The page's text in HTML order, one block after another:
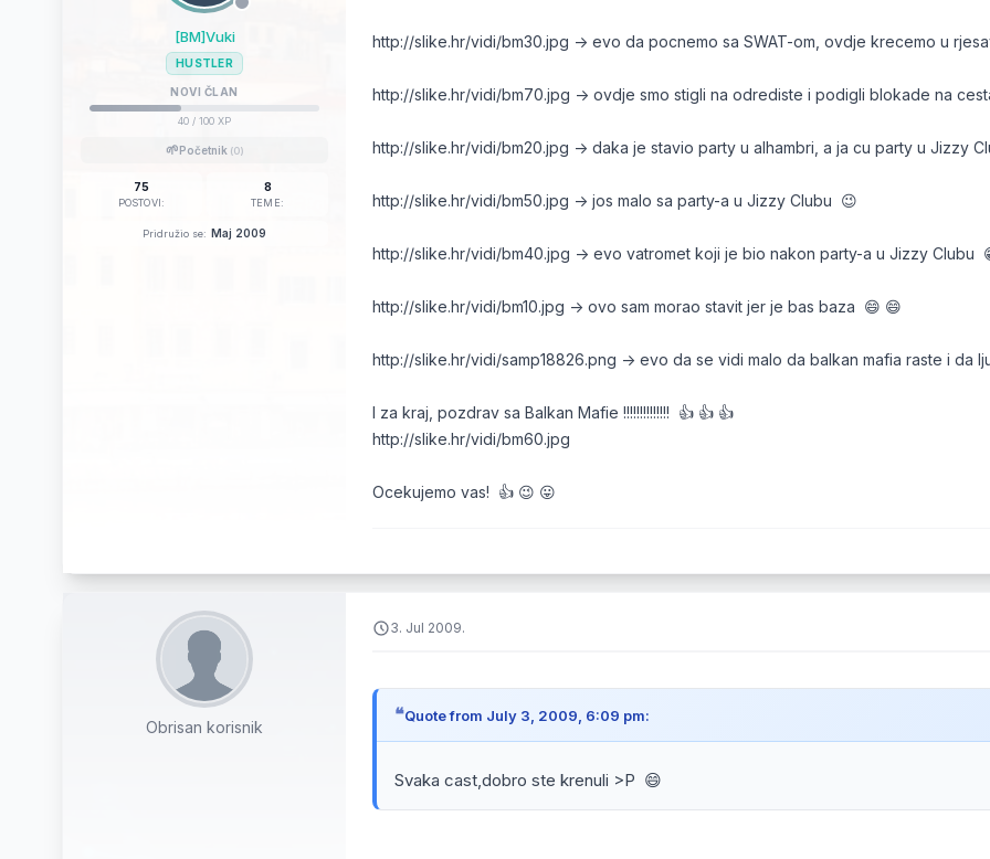
[BM]Vuki
HUSTLER
NOVI ČLAN
40 / 100 XP
🌱Početnik (0)
75
POSTOVI:
8
TEME:
Pridružio se: Maj 2009
http://slike.hr/vidi/bm30.jpg -> evo da pocnemo sa SWAT-om, ovdje krecemo u
http://slike.hr/vidi/bm70.jpg -> ovdje smo stigli na odrediste i podigli blokade na
http://slike.hr/vidi/bm20.jpg -> daka je stavio party u alhambri, a ja cu party u Jizzy
http://slike.hr/vidi/bm50.jpg -> jos malo sa party-a u Jizzy Clubu 😉
http://slike.hr/vidi/bm40.jpg -> evo vatromet koji je bio nakon party-a u Jizzy Clubu
http://slike.hr/vidi/bm10.jpg -> ovo sam morao stavit jer je bas baza 😄 😄
http://slike.hr/vidi/samp18826.png -> evo da se vidi malo da balkan mafia raste i da
I za kraj, pozdrav sa Balkan Mafie !!!!!!!!!!!!!! 👍 👍 👍
http://slike.hr/vidi/bm60.jpg
Ocekujemo vas! 👍 😉 😛
Obrisan korisnik
3. Jul 2009.
Quote from July 3, 2009, 6:09 pm:
Svaka cast,dobro ste krenuli >P 😄